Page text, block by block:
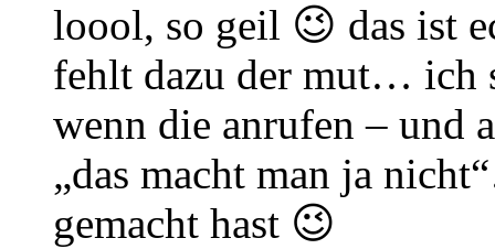
loool, so geil 😉 das ist
fehlt dazu der mut… ich
wenn die anrufen – und
„das macht man ja
gemacht hast 😉